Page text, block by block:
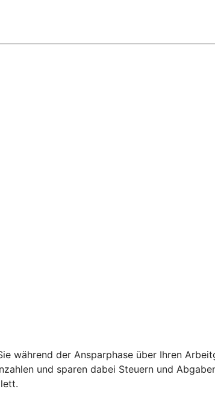
während der Ansparphase über Ihren
und sparen dabei Steuern und